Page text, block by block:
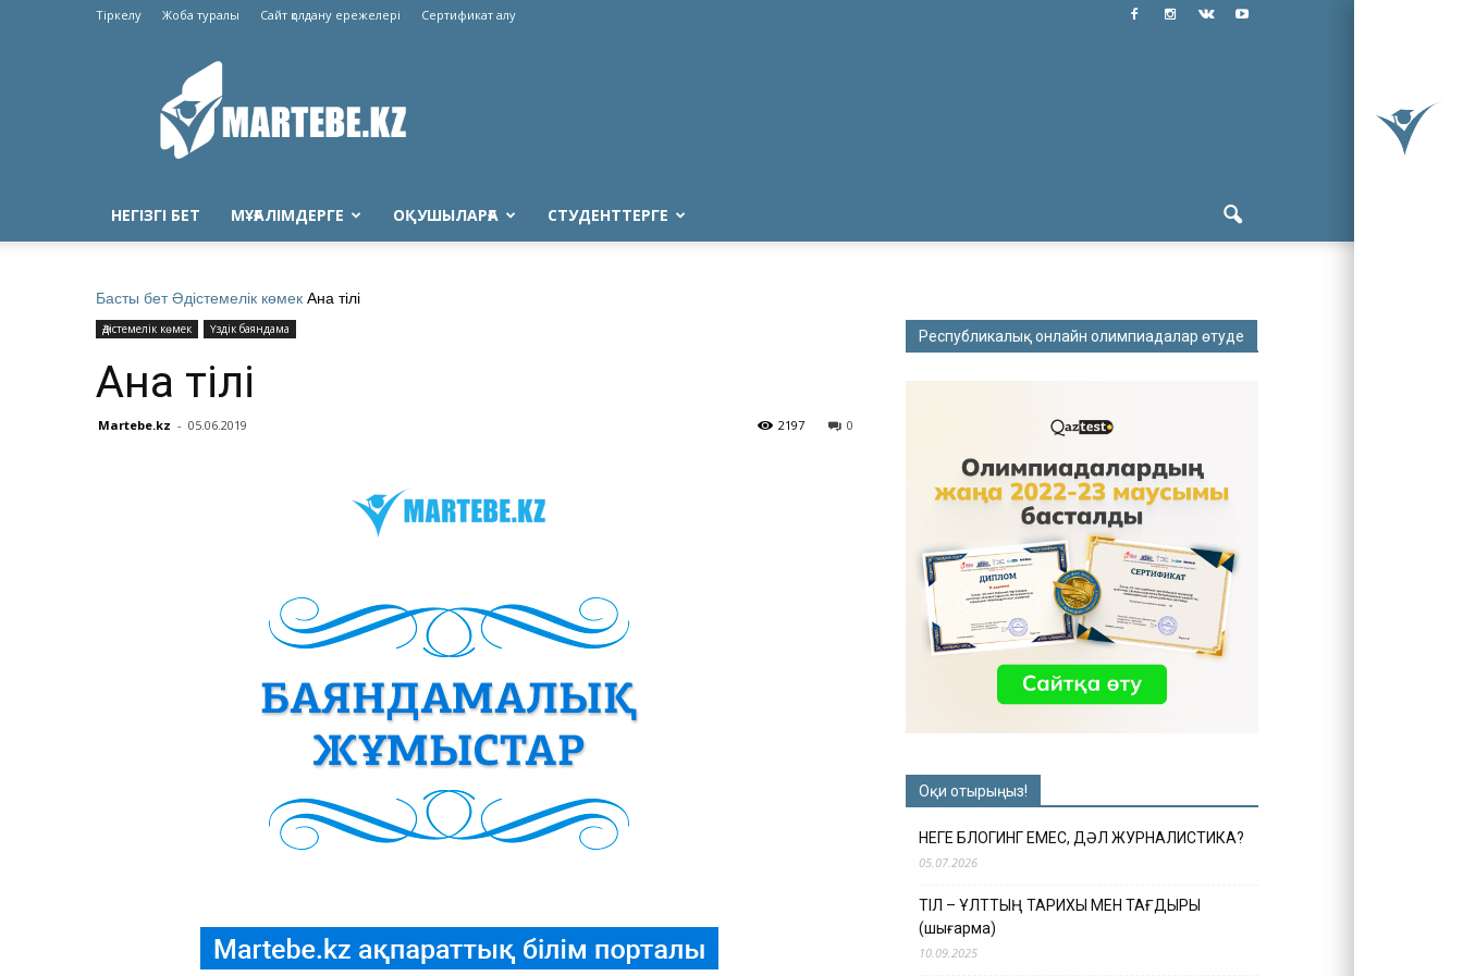
Тіркелу Жоба туралы Сайт қолдану ережелері Сертификат алу
Martebe.kz
білім
сайты
НЕГІЗГІ БЕТ МҰҒАЛІМДЕРГЕ ОҚУШЫЛАРҒА СТУДЕНТТЕРГЕ
Басты бет Әдістемелік көмек Ана тілі
Әдістемелік көмек Үздік баяндама
Ана тілі
Martebe.kz - 05.06.2019 0
2197
Республикалық онлайн олимпиадалар өтуде
Оқи отырыңыз!
НЕГЕ БЛОГИНГ ЕМЕС, ДӘЛ ЖУРНАЛИСТИКА?
05.07.2026
ТІЛ – ҰЛТТЫҢ ТАРИХЫ МЕН ТАҒДЫРЫ
(шығарма)
10.09.2025